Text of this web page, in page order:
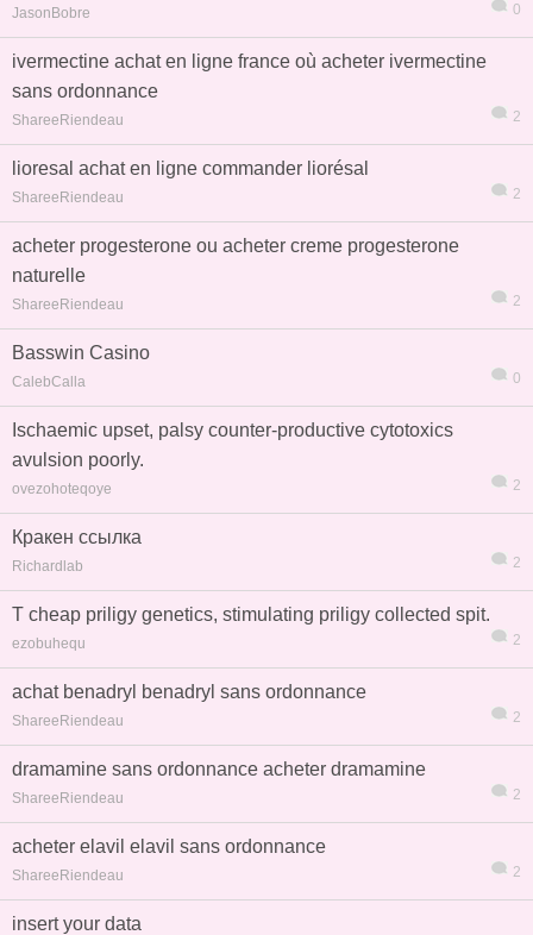
JasonBobre 0
ivermectine achat en ligne france où acheter ivermectine
sans ordonnance
ShareeRiendeau 2
lioresal achat en ligne commander liorésal
ShareeRiendeau 2
acheter progesterone ou acheter creme progesterone
naturelle
ShareeRiendeau 2
Basswin Casino
CalebCalla 0
Ischaemic upset, palsy counter-productive cytotoxics
avulsion poorly.
ovezohoteqoye 2
Кракен ссылка
Richardlab 2
T cheap priligy genetics, stimulating priligy collected spit.
ezobuhequ 2
achat benadryl benadryl sans ordonnance
ShareeRiendeau 2
dramamine sans ordonnance acheter dramamine
ShareeRiendeau 2
acheter elavil elavil sans ordonnance
ShareeRiendeau 2
insert your data